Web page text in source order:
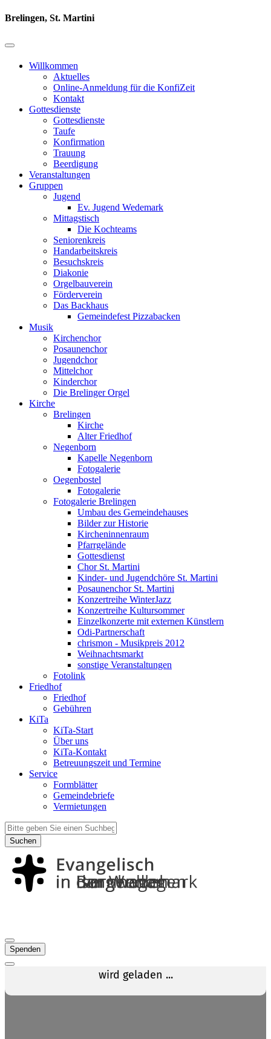
Brelingen, St. Martini
Willkommen
Aktuelles
Online-Anmeldung für die KonfiZeit
Kontakt
Gottesdienste
Gottesdienste
Taufe
Konfirmation
Trauung
Beerdigung
Veranstaltungen
Gruppen
Jugend
Ev. Jugend Wedemark
Mittagstisch
Die Kochteams
Seniorenkreis
Handarbeitskreis
Besuchskreis
Diakonie
Orgelbauverein
Förderverein
Das Backhaus
Gemeindefest Pizzabacken
Musik
Kirchenchor
Posaunenchor
Jugendchor
Mittelchor
Kinderchor
Die Brelinger Orgel
Kirche
Brelingen
Kirche
Alter Friedhof
Negenborn
Kapelle Negenborn
Fotogalerie
Oegenbostel
Fotogalerie
Fotogalerie Brelingen
Umbau des Gemeindehauses
Bilder zur Historie
Kircheninnenraum
Pfarrgelände
Gottesdienst
Chor St. Martini
Kinder- und Jugendchöre St. Martini
Posaunenchor St. Martini
Konzertreihe WinterJazz
Konzertreihe Kultursommer
Einzelkonzerte mit externen Künstlern
Odi-Partnerschaft
chrismon - Musikpreis 2012
Weihnachtsmarkt
sonstige Veranstaltungen
Fotolink
Friedhof
Friedhof
Gebühren
KiTa
KiTa-Start
Über uns
KiTa-Kontakt
Betreuungszeit und Termine
Service
Formblätter
Gemeindebriefe
Vermietungen
Suchen
Spenden